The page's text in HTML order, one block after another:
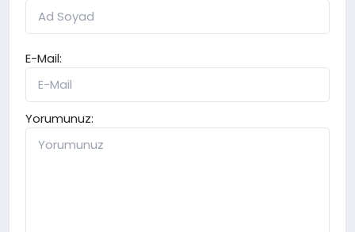
E-Mail:
Yorumunuz: